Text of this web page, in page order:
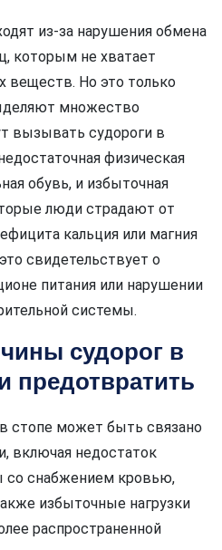
из-за нарушения обмена
которым не хватает
веществ. Но это только
множество
вызывать судороги в
физическая
обувь, и избыточная
люди страдают от
кальция или магния
свидетельствует о
питания или нарушении
системы.
судорог в
предотвратить
стопе может быть связано
включая недостаток
со снабжением кровью,
избыточные нагрузки
распространенной